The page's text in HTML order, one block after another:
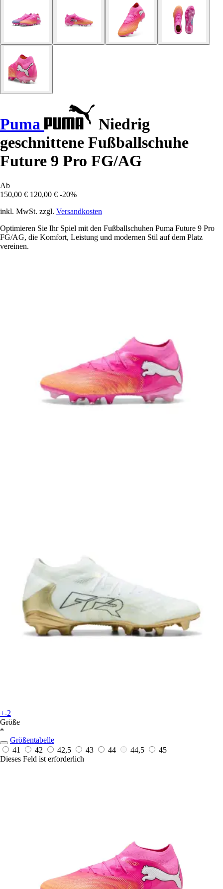
Puma
Niedrig
geschnittene Fußballschuhe
Future 9 Pro FG/AG
Ab
150,00 € 120,00 € -20%
inkl. MwSt. zzgl. Versandkosten
Optimieren Sie Ihr Spiel mit den Fußballschuhen Puma Future 9 Pro
FG/AG, die Komfort, Leistung und modernen Stil auf dem Platz
vereinen.
+-2
Größe
*
Größentabelle
41
42 42,5 43 44 44,5
45
Dieses Feld ist erforderlich